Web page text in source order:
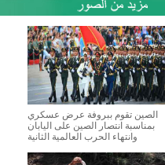
الصين تقوم ببروفة عرض عسكري
بمناسبة انتصار الصين على اليابان
وانتهاء الحرب العالمية الثانية